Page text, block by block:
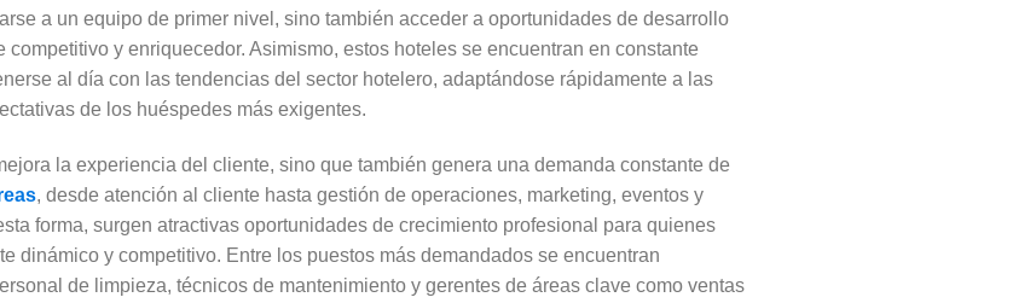
a un equipo de primer nivel, sino también acceder a oportunidades de desarrollo
y enriquecedor. Asimismo, estos hoteles se encuentran en constante
al día con las tendencias del sector hotelero, adaptándose rápidamente a las
de los huéspedes más exigentes.
la experiencia del cliente, sino que también genera una demanda constante de
, desde atención al cliente hasta gestión de operaciones, marketing, eventos y
forma, surgen atractivas oportunidades de crecimiento profesional para quienes
dinámico y competitivo. Entre los puestos más demandados se encuentran
de limpieza, técnicos de mantenimiento y gerentes de áreas clave como ventas